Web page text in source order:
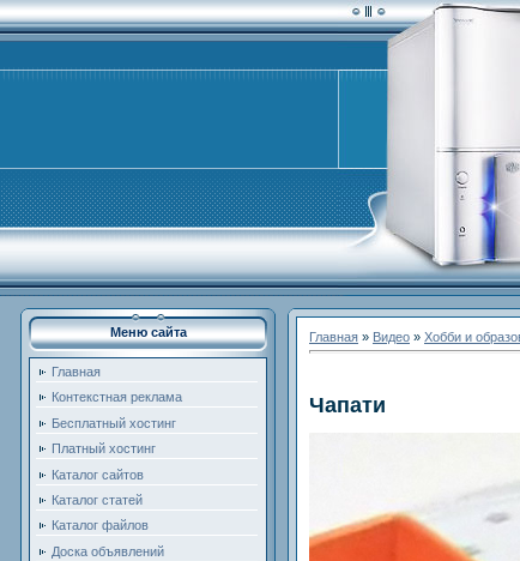
Меню сайта
Главная
Контекстная реклама
Бесплатный хостинг
Платный хостинг
Каталог сайтов
Каталог статей
Каталог файлов
Доска объявлений
Главная » Видео » Хобби и
Чапати